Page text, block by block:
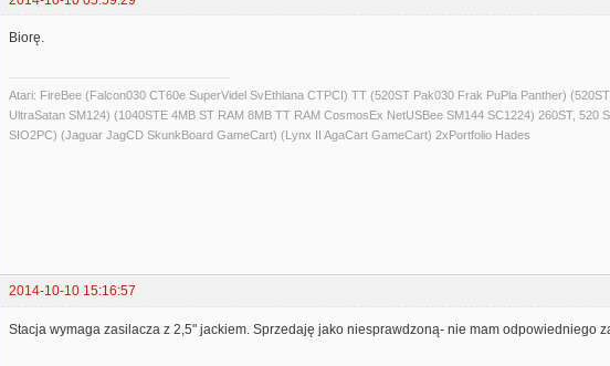
Biorę.
Atari: FireBee (Falcon030 CT60e SuperVidel SvEthlana CTPCI) TT (520ST Pak030 Frak PuPla Panther)
UltraSatan SM124) (1040STE 4MB ST RAM 8MB TT RAM CosmosEx NetUSBee SM144 SC1224) 260ST, 520
SIO2PC) (Jaguar JagCD SkunkBoard GameCart) (Lynx II AgaCart GameCart) 2xPortfolio Hades
2014-10-10 15:16:57
Stacja wymaga zasilacza z 2,5" jackiem. Sprzedaję jako niesprawdzoną- nie mam odpowiedniego